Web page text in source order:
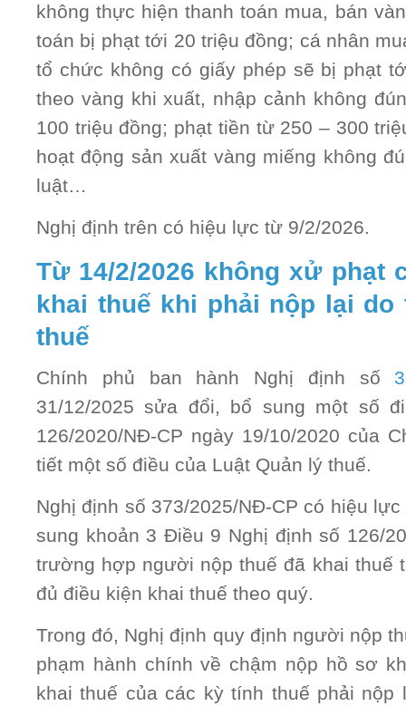
không thực hiện thanh toán mua, bán
toán bị phạt tới 20 triệu đồng; cá nhân
tổ chức không có giấy phép sẽ bị phạt
theo vàng khi xuất, nhập cảnh không
100 triệu đồng; phạt tiền từ 250 – 300
hoạt động sản xuất vàng miếng không
luật…
Nghị định trên có hiệu lực từ 9/2/2026.
Từ 14/2/2026 không xử phạt
khai thuế khi phải nộp lại
thuế
Chính phủ ban hành Nghị định số
31/12/2025 sửa đổi, bổ sung một số
126/2020/NĐ-CP ngày 19/10/2020 của
tiết một số điều của Luật Quản lý thuế.
Nghị định số 373/2025/NĐ-CP có hiệu
sung khoản 3 Điều 9 Nghị định số 126/
trường hợp người nộp thuế đã khai thuế
đủ điều kiện khai thuế theo quý.
Trong đó, Nghị định quy định người nộp
phạm hành chính về chậm nộp hồ sơ
khai thuế của các kỳ tính thuế phải